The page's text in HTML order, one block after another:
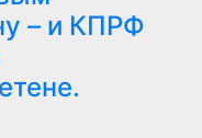
– и КПРФ